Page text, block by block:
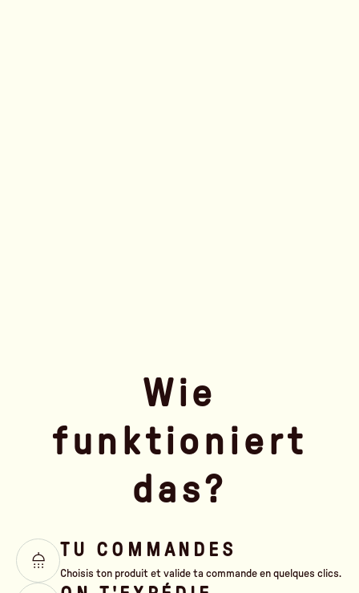
Wie
funktioniert
das?
TU COMMANDES
Choisis ton produit et valide ta commande en quelques clics.